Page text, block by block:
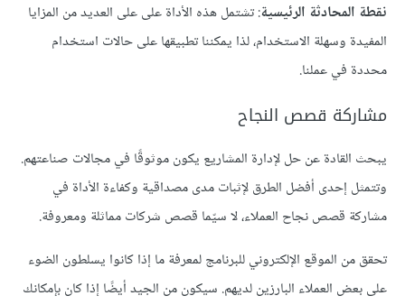
نقطة المحادثة الرئيسية: تشتمل هذه الأداة على على العديد من المزايا
المفيدة وسهلة الاستخدام، لذا يمكننا تطبيقها على حالات استخدام
محددة في عملنا.
مشاركة قصص النجاح
يبحث القادة عن حل لإدارة المشاريع يكون موثوقًا في مجالات صناعتهم.
وتتمثل إحدى أفضل الطرق لإثبات مدى مصداقية وكفاءة الأداة في
مشاركة قصص نجاح العملاء، لا سيّما قصص شركات مماثلة ومعروفة.
تحقق من الموقع الإلكتروني للبرنامج لمعرفة ما إذا كانوا يسلطون الضوء
على بعض العملاء البارزين لديهم. سيكون من الجيد أيضًا إذا كان بإمكانك